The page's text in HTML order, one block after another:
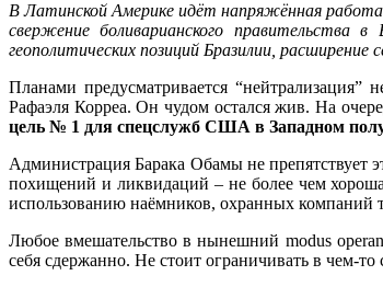
В Латинской Америке идёт напряжённая
свержение боливарианского правительства
геополитических позиций Бразилии,
Планами предусматривается
Рафаэля Корреа. Он чудом остался жив. На
цель № 1 для спецслужб США в Западном
Администрация Барака Обамы не препятствует
похищений и ликвидаций – не более чем
использованию наёмников, охранных компаний
Любое вмешательство в нынешний modus
себя сдержанно. Не стоит ограничивать в чем-